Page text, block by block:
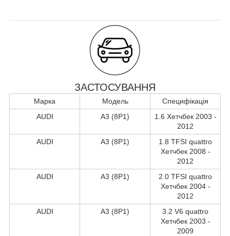
ЗАСТОСУВАННЯ
Марка Модель
Специфікація
AUDI
A3 (8P1)
1.6 Хетчбек 2003 -
2012
AUDI
A3 (8P1)
1.8 TFSI quattro
Хетчбек 2008 -
2012
AUDI
A3 (8P1)
2.0 TFSI quattro
Хетчбек 2004 -
2012
AUDI
A3 (8P1)
3.2 V6 quattro
Хетчбек 2003 -
2009